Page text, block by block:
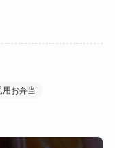
用お弁当